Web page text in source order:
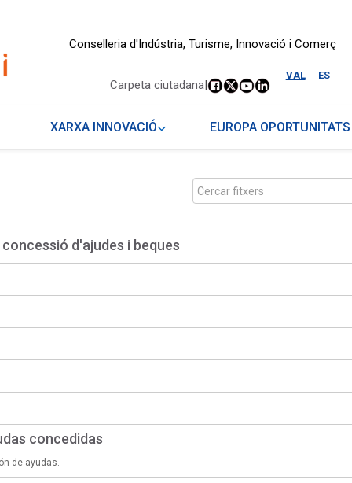
Conselleria d'Indústria, Turisme, Innovació i Comerç
VAL ES
.
Carpeta ciutadana|
XARXA INNOVACIÓ EUROPA OPORTUNITATS
d'ajudes i beques
concedidas
de ayudas.